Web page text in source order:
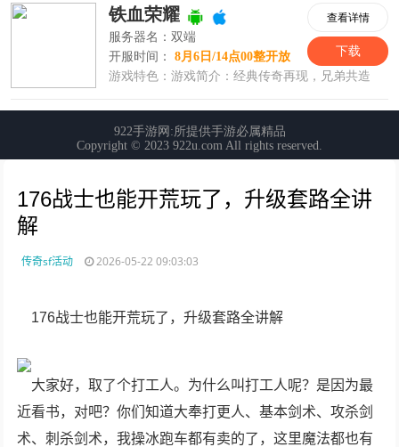
176战士也能开荒玩了，升级套路全讲
解
传奇sf活动 2026-05-22 09:03:03
176战士也能开荒玩了，升级套路全讲解
大家好，取了个打工人。为什么叫打工人呢？是因为最
近看书，对吧？你们知道大奉打更人、基本剑术、攻杀剑
术、刺杀剑术，我操冰跑车都有卖的了，这里魔法都也有